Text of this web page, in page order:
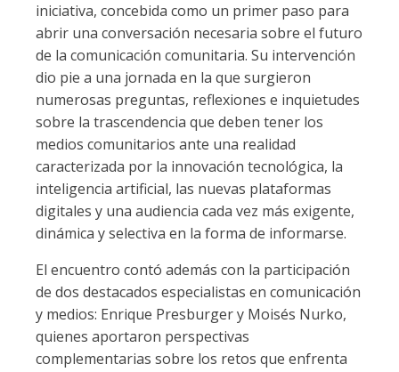
iniciativa, concebida como un primer paso para
abrir una conversación necesaria sobre el futuro
de la comunicación comunitaria. Su intervención
dio pie a una jornada en la que surgieron
numerosas preguntas, reflexiones e inquietudes
sobre la trascendencia que deben tener los
medios comunitarios ante una realidad
caracterizada por la innovación tecnológica, la
inteligencia artificial, las nuevas plataformas
digitales y una audiencia cada vez más exigente,
dinámica y selectiva en la forma de informarse.
El encuentro contó además con la participación
de dos destacados especialistas en comunicación
y medios: Enrique Presburger y Moisés Nurko,
quienes aportaron perspectivas
complementarias sobre los retos que enfrenta